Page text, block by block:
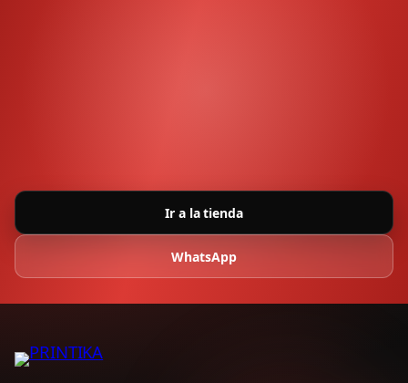
Ir a la tienda
WhatsApp